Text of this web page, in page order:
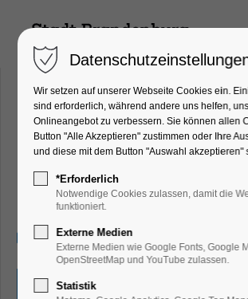
Kunstgut Krahne:
Ausstellung Alfred T.
Mörstedt
Ausstellung, Kunst
24.05.2026, 12:00–18:00
Eintritt frei
Wir setzen auf unserer Webseite Cookies ein.
sind erforderlich, während andere uns helfen,
Onlineangebot zu verbessern. Sie können allen
Button "Alle Akzeptieren" zustimmen oder Ihre
und diese mit dem Button "Auswahl akzeptieren"
*Erforderlich
Notwendige Cookies zulassen, damit die
funktioniert.
Externe Medien
Externe Medien wie Google Fonts, Google
OpenStreetMap und YouTube zulassen.
Statistik